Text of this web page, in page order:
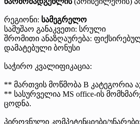
რეგიონი: სამეგრელო
სამუშაო განაკვეთი: სრული
შრომითი ანაზღაურება:
დამატებული ბონუსი
საჭირო კვალიფიკაცია:
** მართვის მოწმობა B კატეგორია
** სასურველია MS office-ის
ცოდნა.
პიროვნული კომპეტენციები/უნარები: